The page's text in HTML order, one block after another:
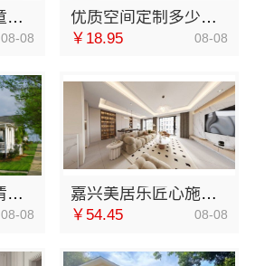
工业园区家装儿童房环保-苏州兔哥哥智装新材料
08-08
优质空间定制多少钱？南京市创亿讯环保套餐更实惠
￥18.95 08-08
雨花区装修预算清单透明化施工湖南创益讯建筑有限公司
08-08
嘉兴美居乐匠心施工打造品质新家
￥54.45 08-08